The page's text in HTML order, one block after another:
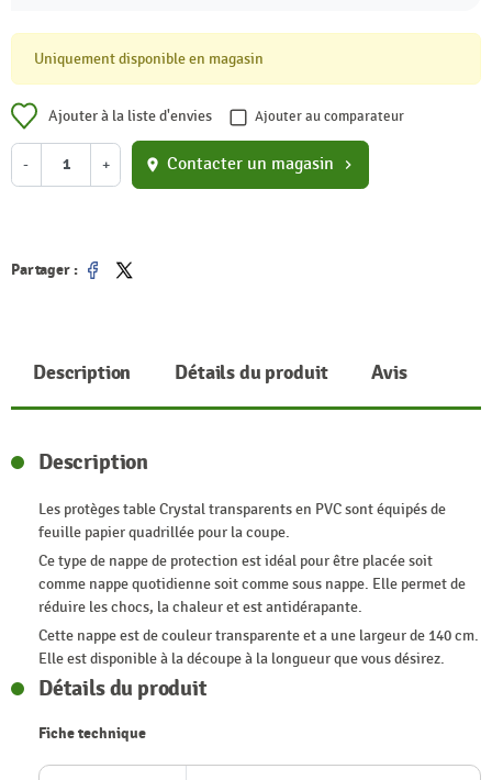
Uniquement disponible en magasin
Ajouter à la liste d'envies Ajouter au comparateur
- + location_on Contacter un magasin chevron_right
Partager :
Partager
Tweet
Description Détails du produit Avis
Description
Les protèges table Crystal transparents en PVC sont équipés de
feuille papier quadrillée pour la coupe.
Ce type de nappe de protection est idéal pour être placée soit
comme nappe quotidienne soit comme sous nappe. Elle permet de
réduire les chocs, la chaleur et est antidérapante.
Cette nappe est de couleur transparente et a une largeur de 140 cm.
Elle est disponible à la découpe à la longueur que vous désirez.
Détails du produit
Fiche technique